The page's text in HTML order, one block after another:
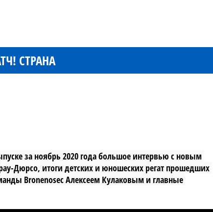
СТРАНА
за ноябрь 2020 года большое интервью с новым
Дюрсо, итоги детских и юношеских регат прошедших
Bronenosec Алексеем Кулаковым и главные